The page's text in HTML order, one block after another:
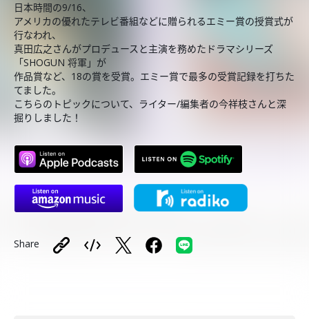
日本時間の9/16、
アメリカの優れたテレビ番組などに贈られるエミー賞の授賞式が
行なわれ、
真田広之さんがプロデュースと主演を務めたドラマシリーズ
「SHOGUN 将軍」が
作品賞など、18の賞を受賞。エミー賞で最多の受賞記録を打ちた
てました。
こちらのトピックについて、ライター/編集者の今祥枝さんと深
掘りしました！
Share